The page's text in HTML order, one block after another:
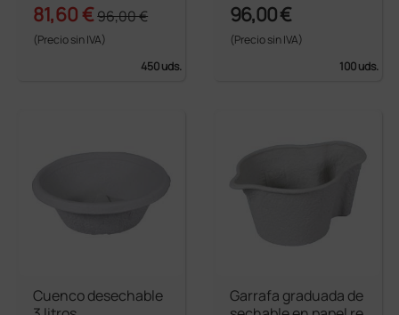
81,60 €96,00 €
(Precio sin IVA)
450 uds.
96,00 €
(Precio sin IVA)
100 uds.
Cuenco desechable
Garrafa graduada de